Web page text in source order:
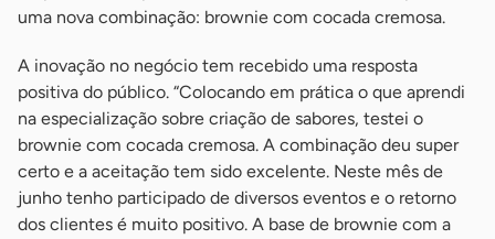
uma nova combinação: brownie com cocada cremosa.
A inovação no negócio tem recebido uma resposta
positiva do público. “Colocando em prática o que aprendi
na especialização sobre criação de sabores, testei o
brownie com cocada cremosa. A combinação deu super
certo e a aceitação tem sido excelente. Neste mês de
junho tenho participado de diversos eventos e o retorno
dos clientes é muito positivo. A base de brownie com a